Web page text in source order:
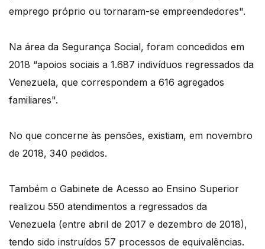
emprego próprio ou tornaram-se empreendedores".
Na área da Segurança Social, foram concedidos em
2018 “apoios sociais a 1.687 indivíduos regressados da
Venezuela, que correspondem a 616 agregados
familiares".
No que concerne às pensões, existiam, em novembro
de 2018, 340 pedidos.
Também o Gabinete de Acesso ao Ensino Superior
realizou 550 atendimentos a regressados da
Venezuela (entre abril de 2017 e dezembro de 2018),
tendo sido instruídos 57 processos de equivalências.